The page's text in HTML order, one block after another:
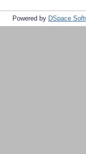
Powered by DSpace